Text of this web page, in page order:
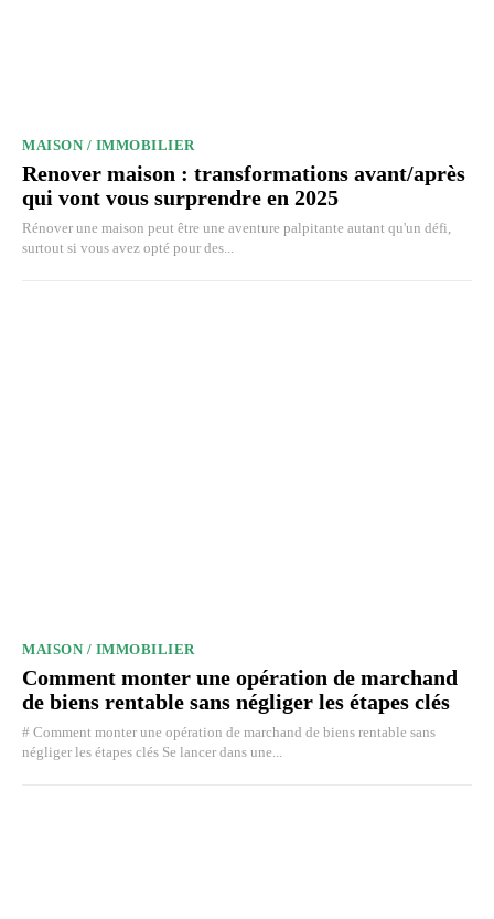
MAISON / IMMOBILIER
Renover maison : transformations avant/après
qui vont vous surprendre en 2025
Rénover une maison peut être une aventure palpitante autant qu'un défi,
surtout si vous avez opté pour des...
MAISON / IMMOBILIER
Comment monter une opération de marchand
de biens rentable sans négliger les étapes clés
# Comment monter une opération de marchand de biens rentable sans
négliger les étapes clés Se lancer dans une...